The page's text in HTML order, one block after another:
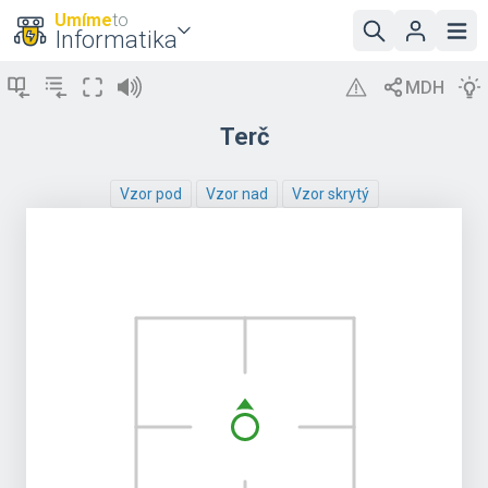
Umímeto
Informatika
Terč
Vzor pod Vzor nad Vzor skrytý